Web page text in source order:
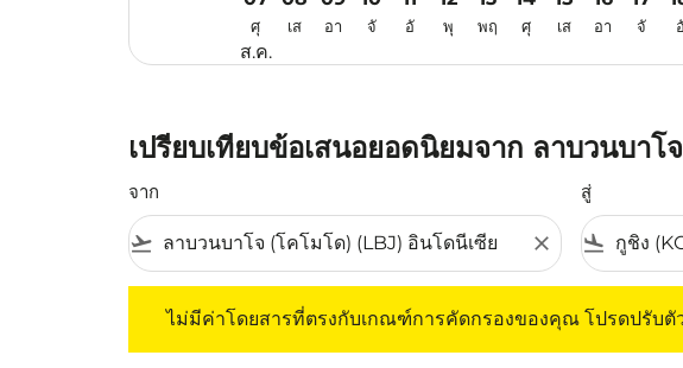
ศุ
ส.ค.
เส อา จั อั พุ พฤ ศุ เส อา จั
เปรียบเทียบข้อเสนอยอดนิยมจาก ลาบวนบาโ
จาก
flight_takeoff close
สู่
flight_land
ไม่มีค่าโดยสารที่ตรงกับเกณฑ์การคัดกรองของคุณ โปรดปรับ